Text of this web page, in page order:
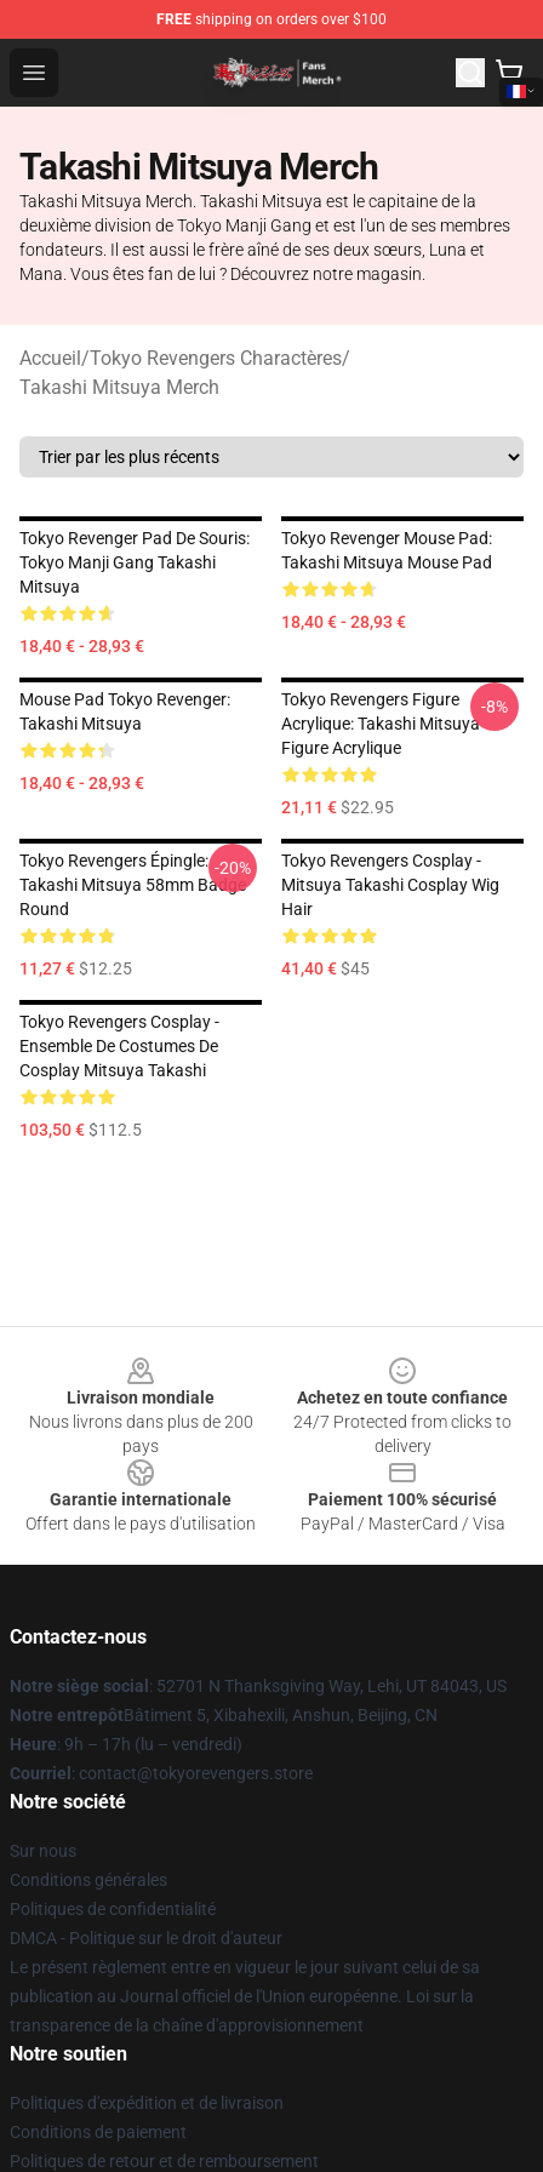
FREE shipping on orders over $100
Open menu
Tokyo Revengers Store - Official Tokyo Revengers
Takashi Mitsuya Merch
Takashi Mitsuya Merch. Takashi Mitsuya est le capitaine de la
deuxième division de Tokyo Manji Gang et est l'un de ses membres
fondateurs. Il est aussi le frère aîné de ses deux sœurs, Luna et
Mana. Vous êtes fan de lui ? Découvrez notre magasin.
Accueil/Tokyo Revengers Charactères/
Takashi Mitsuya Merch
Tokyo Revenger Pad De Souris:
Tokyo Manji Gang Takashi
Mitsuya
18,40 € - 28,93 €
Tokyo Revenger Mouse Pad:
Takashi Mitsuya Mouse Pad
18,40 € - 28,93 €
Mouse Pad Tokyo Revenger:
Takashi Mitsuya
18,40 € - 28,93 €
Tokyo Revengers Figure
Acrylique: Takashi Mitsuya
Figure Acrylique
21,11 €$22.95
-8%
Tokyo Revengers Épingle:
Takashi Mitsuya 58mm Badge
Round
11,27 €$12.25
-20%
Tokyo Revengers Cosplay -
Mitsuya Takashi Cosplay Wig
Hair
41,40 €$45
Tokyo Revengers Cosplay -
Ensemble De Costumes De
Cosplay Mitsuya Takashi
103,50 €$112.5
Livraison mondiale
Nous livrons dans plus de 200
pays
Achetez en toute confiance
24/7 Protected from clicks to
delivery
Garantie internationale
Offert dans le pays d'utilisation
Paiement 100% sécurisé
PayPal / MasterCard / Visa
Contactez-nous
Notre siège social : 52701 N Thanksgiving Way, Lehi, UT 84043, US
Notre entrepôtBâtiment 5, Xibahexili, Anshun, Beijing, CN
Heure: 9h – 17h (lu – vendredi)
Courriel : contact@tokyorevengers.store
Notre société
Sur nous
Conditions générales
Politiques de confidentialité
DMCA - Politique sur le droit d'auteur
Le présent règlement entre en vigueur le jour suivant celui de sa
publication au Journal officiel de l'Union européenne. Loi sur la
transparence de la chaîne d'approvisionnement
Notre soutien
Politiques d'expédition et de livraison
Conditions de paiement
Politiques de retour et de remboursement